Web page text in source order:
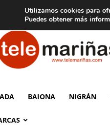
Aviso legal Tarifas de
Telemariñas
BAIONA NIGRÁN
Utilizamos cookies para
Puedes obtener más